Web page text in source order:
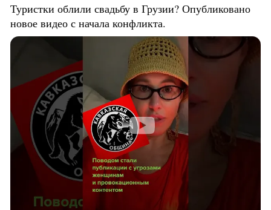
Туристки облили свадьбу в Грузии? Опубликовано
новое видео с начала конфликта.